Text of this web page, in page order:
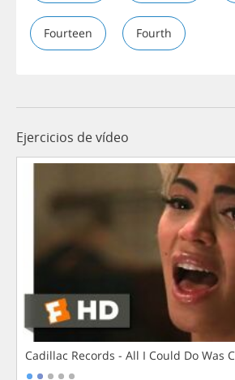
Fourteen Fourth
Ejercicios de vídeo
Cadillac Records - All I Could Do Was